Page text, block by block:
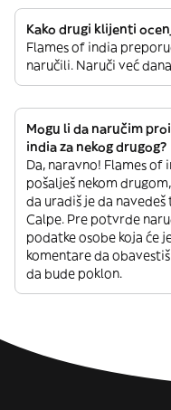
Kako drugi klijenti
Flames of india
naručili. Naruči već
Mogu li da naručim
india za nekog drugog?
Da, naravno! Flames of
pošalješ nekom
da uradiš je da
Calpe. Pre potvrde
podatke osobe koja će
komentare da
da bude poklon.